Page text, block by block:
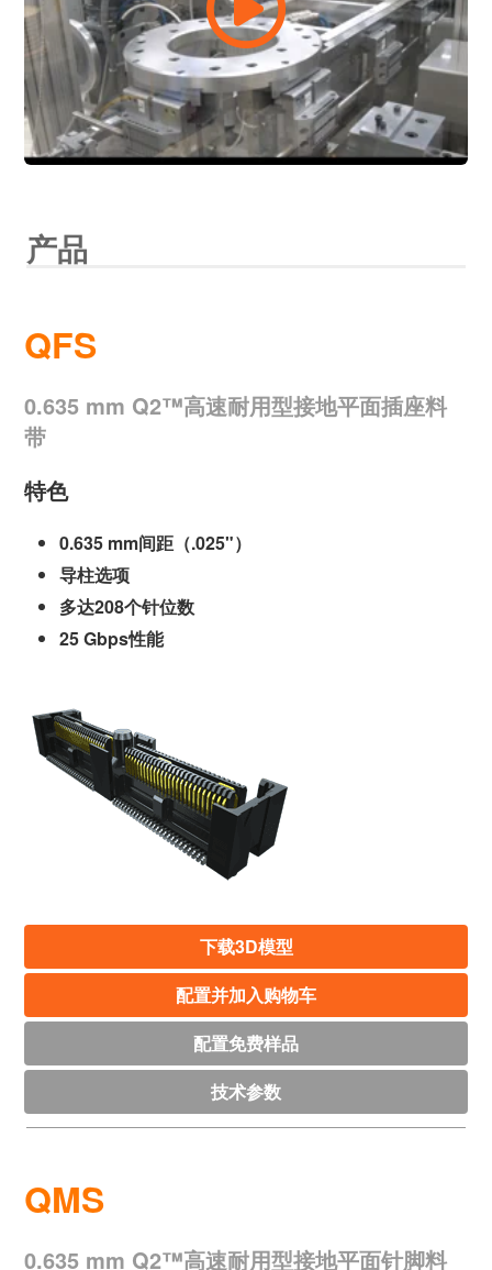
产品
QFS
0.635 mm Q2™高速耐用型接地平面插座料
带
特色
0.635 mm间距（.025"）
导柱选项
多达208个针位数
25 Gbps性能
下载3D模型
配置并加入购物车
配置免费样品
技术参数
QMS
0.635 mm Q2™高速耐用型接地平面针脚料